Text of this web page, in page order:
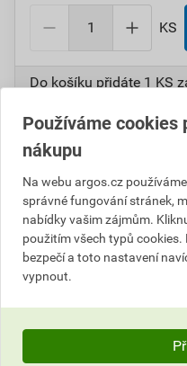
KS
Do košíku přidáte 1 KS
Číslo položky:
Výrobky značky:
Popis
GPH 240 X 16 KU-F Oko
Informace o ceně
Používáme cookies
nákupu
Na webu argos.cz
správné fungování stránek,
nabídky vašim zájmům.
použitím všech typů
bezpečí a toto nastavení
vypnout.